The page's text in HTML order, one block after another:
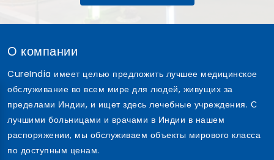
О компании
CureIndia имеет целью предложить лучшее медицинское
обслуживание во всем мире для людей, живущих за
пределами Индии, и ищет здесь лечебные учреждения. С
лучшими больницами и врачами в Индии в нашем
распоряжении, мы обслуживаем объекты мирового класса
по доступным ценам.